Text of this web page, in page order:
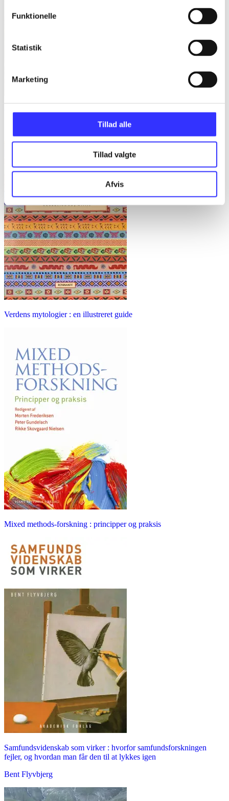
Funktionelle
Statistik
Marketing
Tillad alle
Tillad valgte
Afvis
Gulerødder, græs eller granit : danske parcelhushaver 1950-2008
Verdens mytologier : en illustreret guide
Mixed methods-forskning : principper og praksis
Samfundsvidenskab som virker : hvorfor samfundsforskningen
fejler, og hvordan man får den til at lykkes igen
Bent Flyvbjerg